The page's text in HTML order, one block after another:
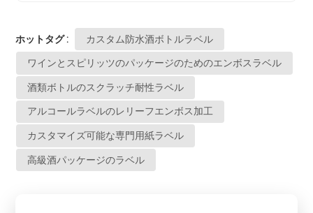
ホットタグ : カスタム防水酒ボトルラベル
ワインとスピリッツのパッケージのためのエンボスラベル
酒類ボトルのスクラッチ耐性ラベル
アルコールラベルのレリーフエンボス加工
カスタマイズ可能な専門用紙ラベル
高級酒パッケージのラベル